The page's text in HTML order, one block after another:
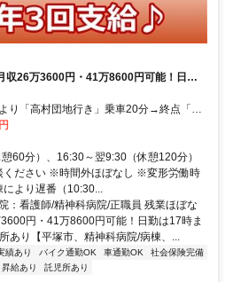
26万3600円・41万8600円可能！日勤
児所あり【平塚市、精神科病院/病棟、
り「高村団地行き」乗車20分→終点「高
、小田急線「伊勢原駅」より「高村団地
団地停留所」下車徒歩5分、「平塚
より無料送迎バスあり
60分）、16:30～翌9:30（休憩120分）
ださい ※時間外ほぼなし ※変形労働時
より遅番（10:30...
：看護師/精神科病院/正職員 残業ほぼな
円・41万8600円可能！日勤は17時ま
り【平塚市、精神科病院/病棟、...
績あり バイク通勤OK 車通勤OK
社会保険完備
昇給あり 託児所あり